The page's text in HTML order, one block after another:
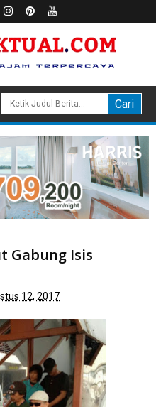
Kembali ke Indonesia
Gabung Isis
12, 2017